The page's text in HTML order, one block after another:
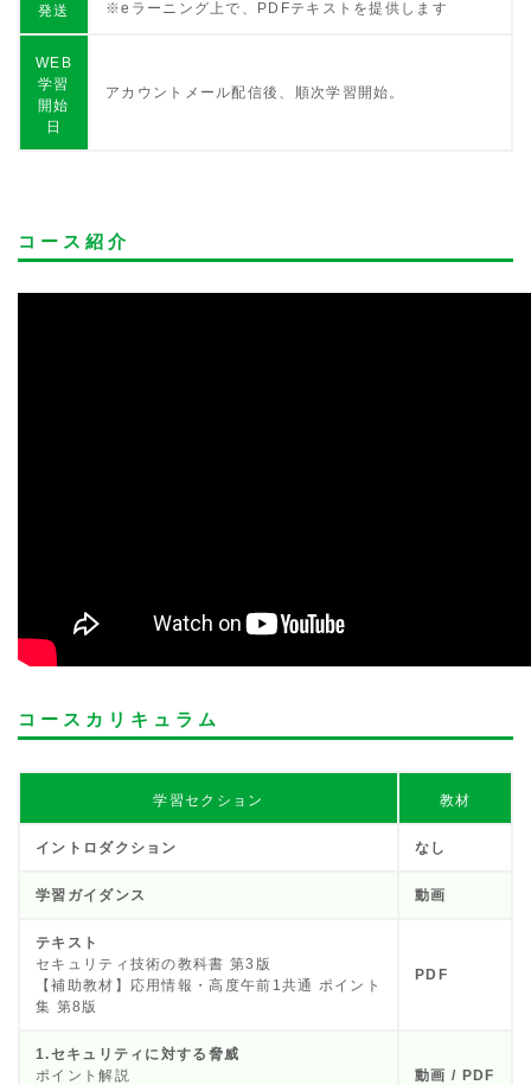
発送
※eラーニング上で、PDFテキストを提供します
WEB
学習
開始
日
アカウントメール配信後、順次学習開始。
コース紹介
コースカリキュラム
学習セクション 教材
イントロダクション なし
学習ガイダンス 動画
テキスト
セキュリティ技術の教科書 第3版
【補助教材】応用情報・高度午前1共通 ポイント
集 第8版
PDF
1.セキュリティに対する脅威
ポイント解説
動画 / PDF